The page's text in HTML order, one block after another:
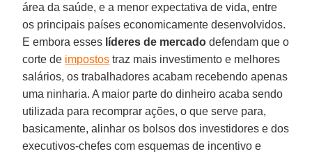
área da saúde, e a menor expectativa de vida, entre
os principais países economicamente desenvolvidos.
E embora esses líderes de mercado defendam que o
corte de impostos traz mais investimento e melhores
salários, os trabalhadores acabam recebendo apenas
uma ninharia. A maior parte do dinheiro acaba sendo
utilizada para recomprar ações, o que serve para,
basicamente, alinhar os bolsos dos investidores e dos
executivos-chefes com esquemas de incentivo e